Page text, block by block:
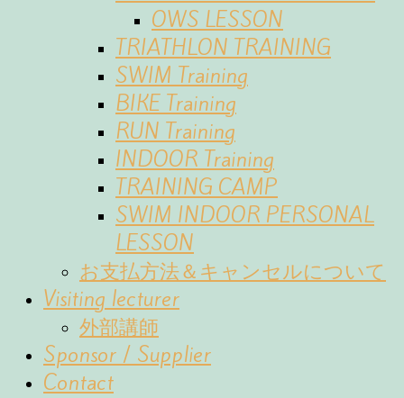
OWS LESSON
TRIATHLON TRAINING
SWIM Training
BIKE Training
RUN Training
INDOOR Training
TRAINING CAMP
SWIM INDOOR PERSONAL
LESSON
お支払方法＆キャンセルについて
Visiting lecturer
外部講師
Sponsor / Supplier
Contact